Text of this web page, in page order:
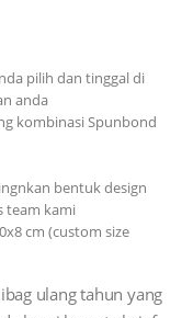
pilih dan tinggal di
anda
kombinasi Spunbond
bentuk design
team kami
cm (custom size
ulang tahun yang